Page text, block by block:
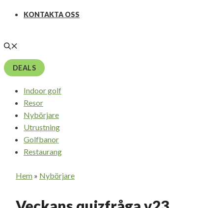
KONTAKTA OSS
DEALS
Indoor golf
Resor
Nybörjare
Utrustning
Golfbanor
Restaurang
Hem » Nybörjare